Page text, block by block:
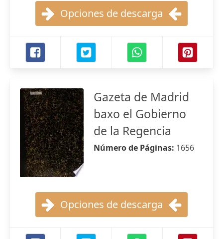
Opciones de descarga
Gazeta de Madrid
baxo el Gobierno
de la Regencia
Número de Páginas: 1656
Opciones de descarga